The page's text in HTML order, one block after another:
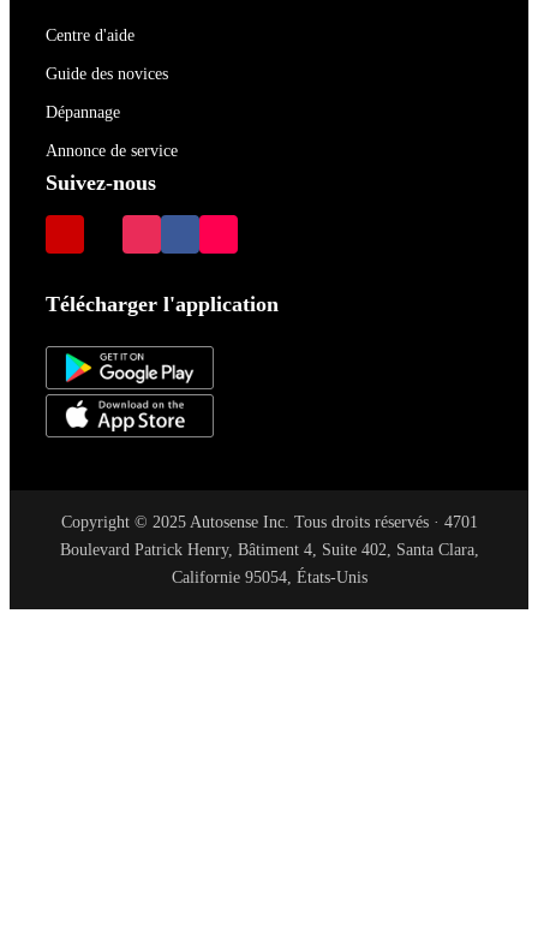
Centre d'aide
Guide des novices
Dépannage
Annonce de service
Suivez-nous
Télécharger l'application
Copyright © 2025 Autosense Inc. Tous droits réservés · 4701
Boulevard Patrick Henry, Bâtiment 4, Suite 402, Santa Clara,
Californie 95054, États-Unis